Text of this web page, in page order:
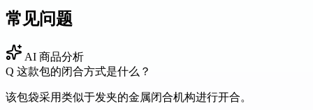
常见问题
AI 商品分析
Q 这款包的闭合方式是什么？
该包袋采用类似于发夹的金属闭合机构进行开合。